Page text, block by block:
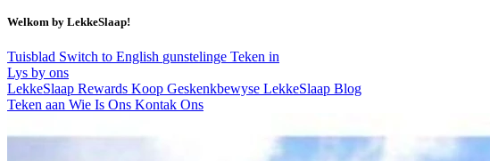
Welkom by LekkeSlaap!
Tuisblad Switch to English gunstelinge Teken in
Lys by ons
LekkeSlaap Rewards Koop Geskenkbewyse LekkeSlaap Blog
Teken aan Wie Is Ons Kontak Ons